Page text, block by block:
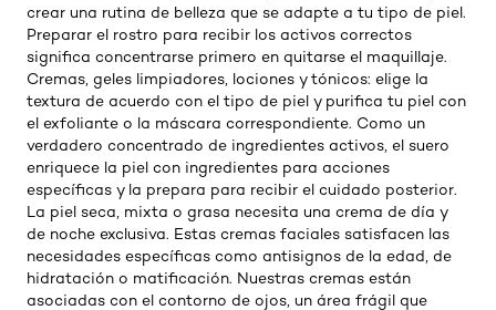
crear una rutina de belleza que se adapte a tu tipo de piel.
Preparar el rostro para recibir los activos correctos
significa concentrarse primero en quitarse el maquillaje.
Cremas, geles limpiadores, lociones y tónicos: elige la
textura de acuerdo con el tipo de piel y purifica tu piel con
el exfoliante o la máscara correspondiente. Como un
verdadero concentrado de ingredientes activos, el suero
enriquece la piel con ingredientes para acciones
específicas y la prepara para recibir el cuidado posterior.
La piel seca, mixta o grasa necesita una crema de día y
de noche exclusiva. Estas cremas faciales satisfacen las
necesidades específicas como antisignos de la edad, de
hidratación o matificación. Nuestras cremas están
asociadas con el contorno de ojos, un área frágil que